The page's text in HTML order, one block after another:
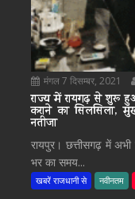
मंगल 7 दिसम्बर, 2021
राज्य में रायगढ़ से शुरू
कराने का सिलसिला,
नतीजा
रायपुर। छत्तीसगढ़ में
भर का समय...
खबरें राजधानी से नवीनतम